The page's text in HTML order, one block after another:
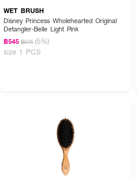
WET BRUSH
Disney Princess Wholehearted Original
Detangler-Belle Light Pink
฿545 ฿575 (5%)
size 1 PCS